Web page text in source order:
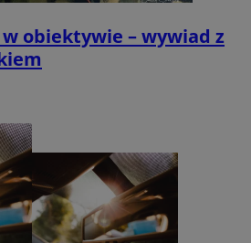
obiektywie – wywiad z